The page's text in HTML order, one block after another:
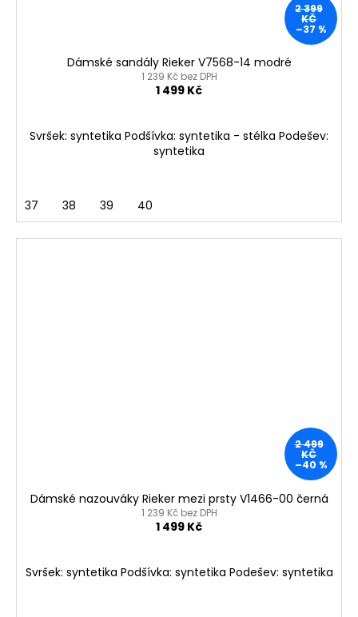
2 399
KČ
–37 %
Dámské sandály Rieker V7568-14 modré
1 239 Kč bez DPH
1 499 Kč
Svršek: syntetika Podšívka: syntetika - stélka Podešev:
syntetika
37 38 39 40
2 499
KČ
–40 %
Dámské nazouváky Rieker mezi prsty V1466-00 černá
1 239 Kč bez DPH
1 499 Kč
Svršek: syntetika Podšívka: syntetika Podešev: syntetika